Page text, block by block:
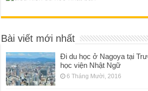
Bài viết mới nhất
Đi du học ở Nagoya tại
học viện Nhật Ngữ
6 Tháng Mười, 2016